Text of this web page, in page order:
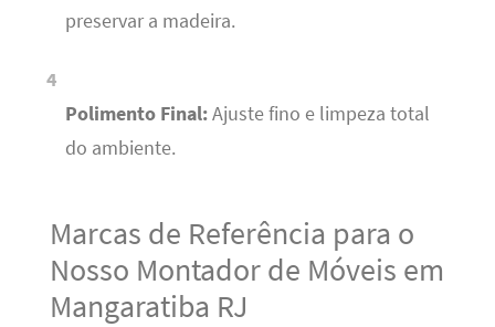
preservar a madeira.
Polimento Final:Ajuste fino e limpeza total
do ambiente.
Marcas de Referência para o
Nosso Montador de Móveis em
Mangaratiba RJ